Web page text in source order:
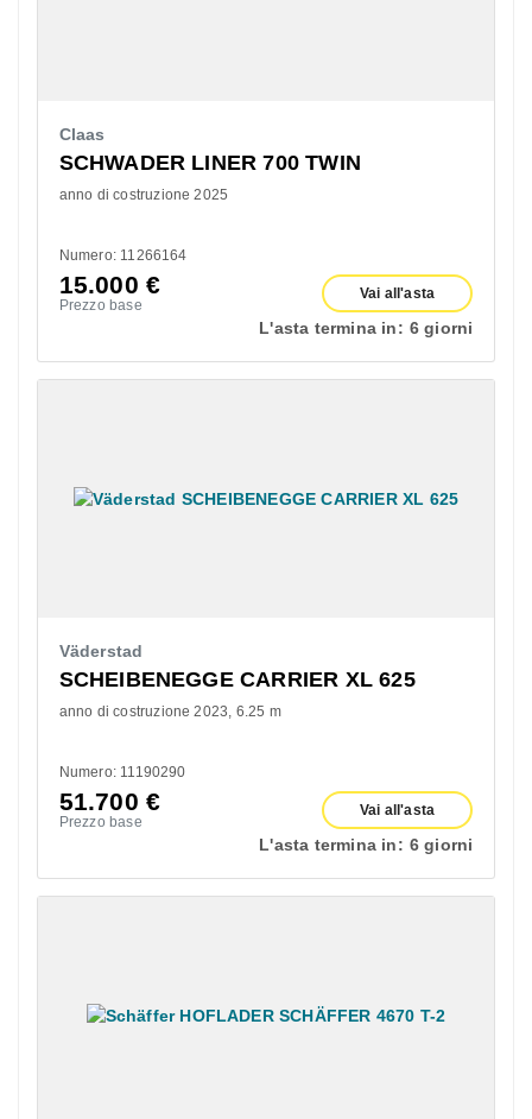
Claas
SCHWADER LINER 700 TWIN
anno di costruzione 2025
Numero: 11266164
15.000 €
Prezzo base
Vai all'asta
L'asta termina in: 6 giorni
Väderstad
SCHEIBENEGGE CARRIER XL 625
anno di costruzione 2023 6.25 m
Numero: 11190290
51.700 €
Prezzo base
Vai all'asta
L'asta termina in: 6 giorni